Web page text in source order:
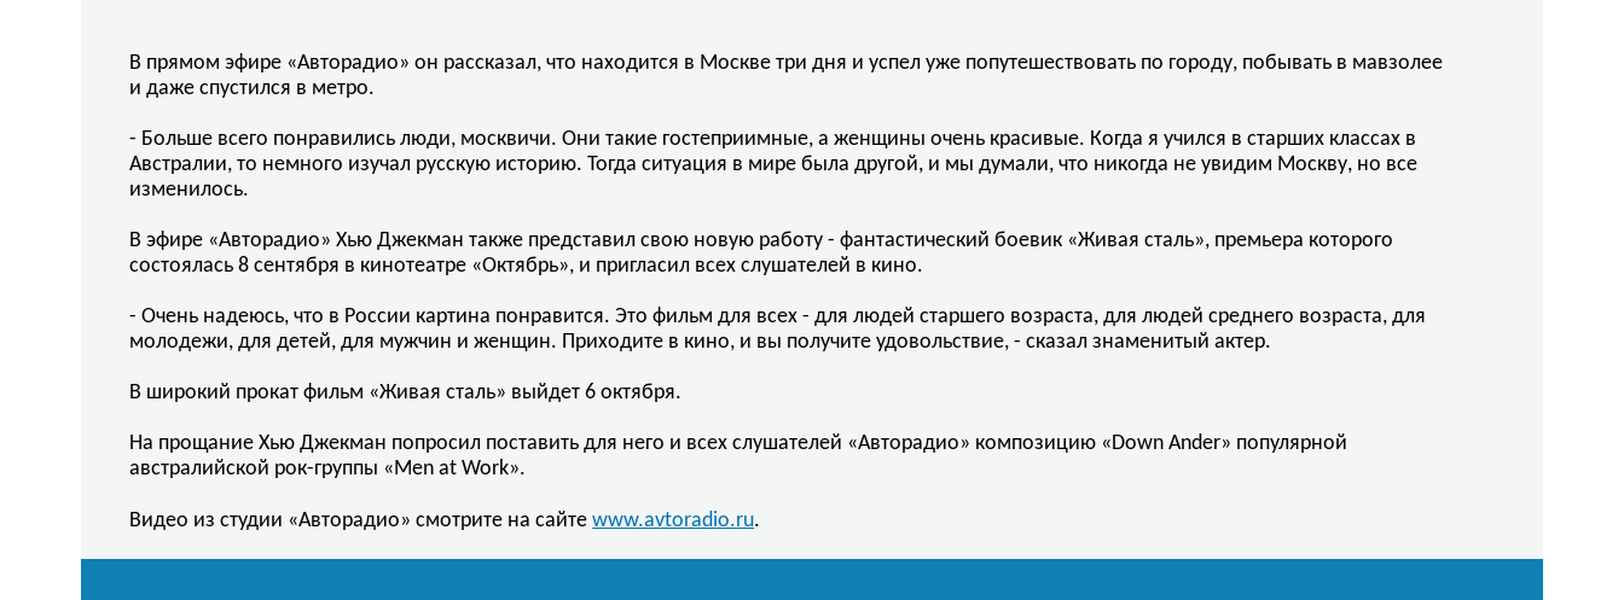
В прямом эфире «Авторадио» он рассказал, что находится в Москве три дня и успел уже попутешествовать по городу, побывать в мавзолее
и даже спустился в метро.
- Больше всего понравились люди, москвичи. Они такие гостеприимные, а женщины очень красивые. Когда я учился в старших классах в
Австралии, то немного изучал русскую историю. Тогда ситуация в мире была другой, и мы думали, что никогда не увидим Москву, но все
изменилось.
В эфире «Авторадио» Хью Джекман также представил свою новую работу - фантастический боевик «Живая сталь», премьера которого
состоялась 8 сентября в кинотеатре «Октябрь», и пригласил всех слушателей в кино.
- Очень надеюсь, что в России картина понравится. Это фильм для всех - для людей старшего возраста, для людей среднего возраста, для
молодежи, для детей, для мужчин и женщин. Приходите в кино, и вы получите удовольствие, - сказал знаменитый актер.
В широкий прокат фильм «Живая сталь» выйдет 6 октября.
На прощание Хью Джекман попросил поставить для него и всех слушателей «Авторадио» композицию «Down Ander» популярной
австралийской рок-группы «Men at Work».
Видео из студии «Авторадио» смотрите на сайтеwww.avtoradio.ru.